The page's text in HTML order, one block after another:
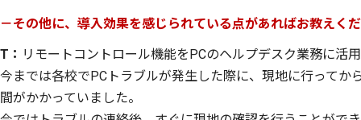
－その他に、導入効果を感じられている点があればお教えく
T： リモートコントロール機能をPCのヘルプデスク業務に活
今までは各校でPCトラブルが発生した際に、現地に行ってか
間がかかっていました。